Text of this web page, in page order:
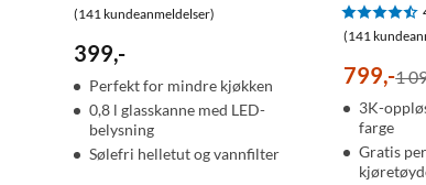
(141 kundeanmeldelser)
399,-
Perfekt for mindre kjøkken
0,8 l glasskanne med LED-
belysning
Sølefri helletut og vannfilter
(141
799,-1
3K-
farge
Gratis